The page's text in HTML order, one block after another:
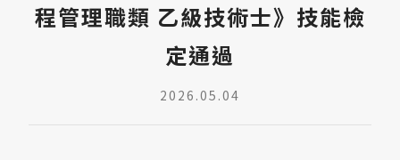
程管理職類 乙級技術士》技能檢
定通過
2026.05.04